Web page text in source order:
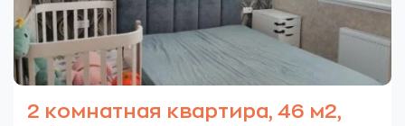
2 комнатная квартира, 46 м2,